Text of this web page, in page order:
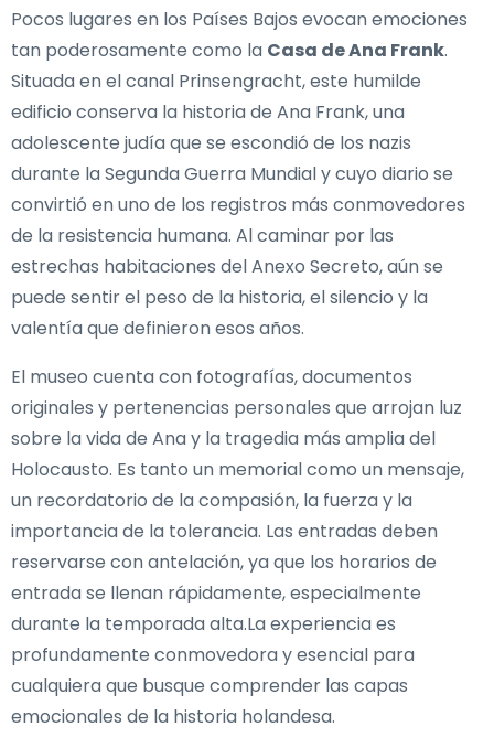
Pocos lugares en los Países Bajos evocan emociones
tan poderosamente como la Casa de Ana Frank.
Situada en el canal Prinsengracht, este humilde
edificio conserva la historia de Ana Frank, una
adolescente judía que se escondió de los nazis
durante la Segunda Guerra Mundial y cuyo diario se
convirtió en uno de los registros más conmovedores
de la resistencia humana. Al caminar por las
estrechas habitaciones del Anexo Secreto, aún se
puede sentir el peso de la historia, el silencio y la
valentía que definieron esos años.
El museo cuenta con fotografías, documentos
originales y pertenencias personales que arrojan luz
sobre la vida de Ana y la tragedia más amplia del
Holocausto. Es tanto un memorial como un mensaje,
un recordatorio de la compasión, la fuerza y la
importancia de la tolerancia. Las entradas deben
reservarse con antelación, ya que los horarios de
entrada se llenan rápidamente, especialmente
durante la temporada alta.La experiencia es
profundamente conmovedora y esencial para
cualquiera que busque comprender las capas
emocionales de la historia holandesa.